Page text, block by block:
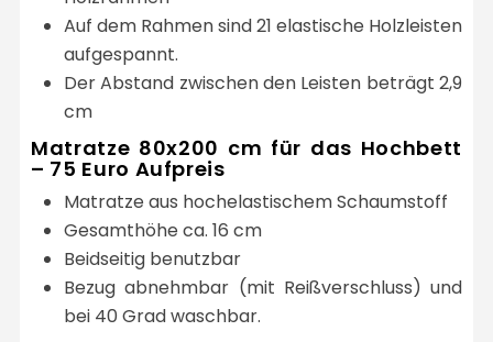
Auf dem Rahmen sind 21 elastische Holzleisten
aufgespannt.
Der Abstand zwischen den Leisten beträgt 2,9
cm
Matratze 80x200 cm für das Hochbett
– 75 Euro Aufpreis
Matratze aus hochelastischem Schaumstoff
Gesamthöhe ca. 16 cm
Beidseitig benutzbar
Bezug abnehmbar (mit Reißverschluss) und
bei 40 Grad waschbar.